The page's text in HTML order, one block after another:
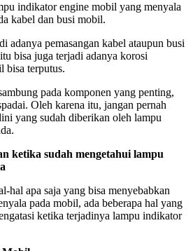
indikator engine mobil yang menyala
kabel dan busi mobil.
adanya pemasangan kabel ataupun busi
bisa juga terjadi adanya korosi
bisa terputus.
pada komponen yang penting,
Oleh karena itu, jangan pernah
yang sudah diberikan oleh lampu
ketika sudah mengetahui lampu
hal apa saja yang bisa menyebabkan
pada mobil, ada beberapa hal yang
ketika terjadinya lampu indikator